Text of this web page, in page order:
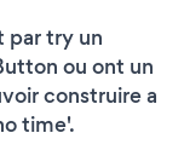
par try un
ou ont un
construire a
time'.